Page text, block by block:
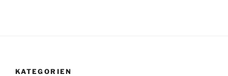
KATEGORIEN